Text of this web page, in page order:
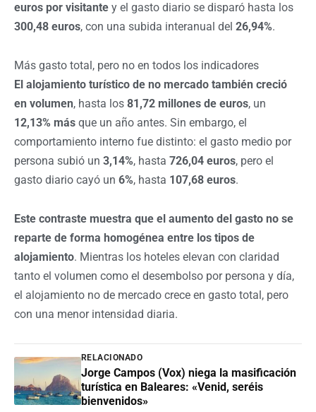
euros por visitante y el gasto diario se disparó hasta los
300,48 euros, con una subida interanual del 26,94%.
Más gasto total, pero no en todos los indicadores
El alojamiento turístico de no mercado también creció
en volumen, hasta los 81,72 millones de euros, un
12,13% más que un año antes. Sin embargo, el
comportamiento interno fue distinto: el gasto medio por
persona subió un 3,14%, hasta 726,04 euros, pero el
gasto diario cayó un 6%, hasta 107,68 euros.
Este contraste muestra que el aumento del gasto no se
reparte de forma homogénea entre los tipos de
alojamiento. Mientras los hoteles elevan con claridad
tanto el volumen como el desembolso por persona y día,
el alojamiento no de mercado crece en gasto total, pero
con una menor intensidad diaria.
RELACIONADO
Jorge Campos (Vox) niega la masificación
turística en Baleares: «Venid, seréis
bienvenidos»